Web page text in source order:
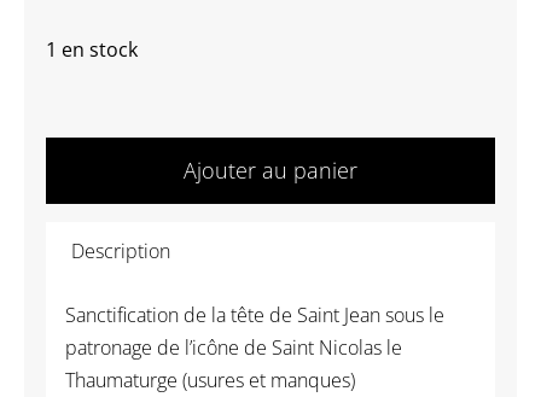
1 en stock
de
Roumanie
Ajouter au panier
Description
Sanctification de la tête de Saint Jean sous le
patronage de l’icône de Saint Nicolas le
Thaumaturge (usures et manques)